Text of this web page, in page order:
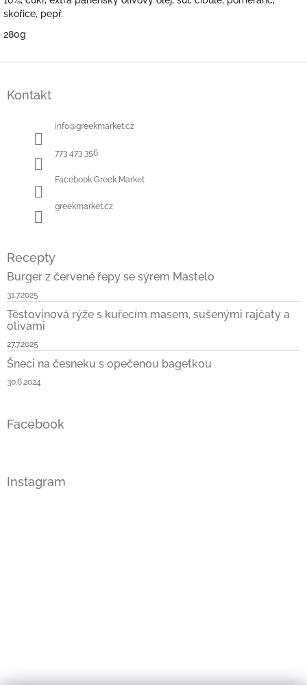
skořice, pepř.
280g
Kontakt
info@greekmarket.cz
773 473 356
Facebook Greek Market
greekmarket.cz
Recepty
Burger z červené řepy se sýrem Mastelo
31.7.2025
Těstovinová rýže s kuřecím masem, sušenými rajčaty a
olivami
27.7.2025
Šneci na česneku s opečenou bagetkou
30.6.2024
Facebook
Instagram